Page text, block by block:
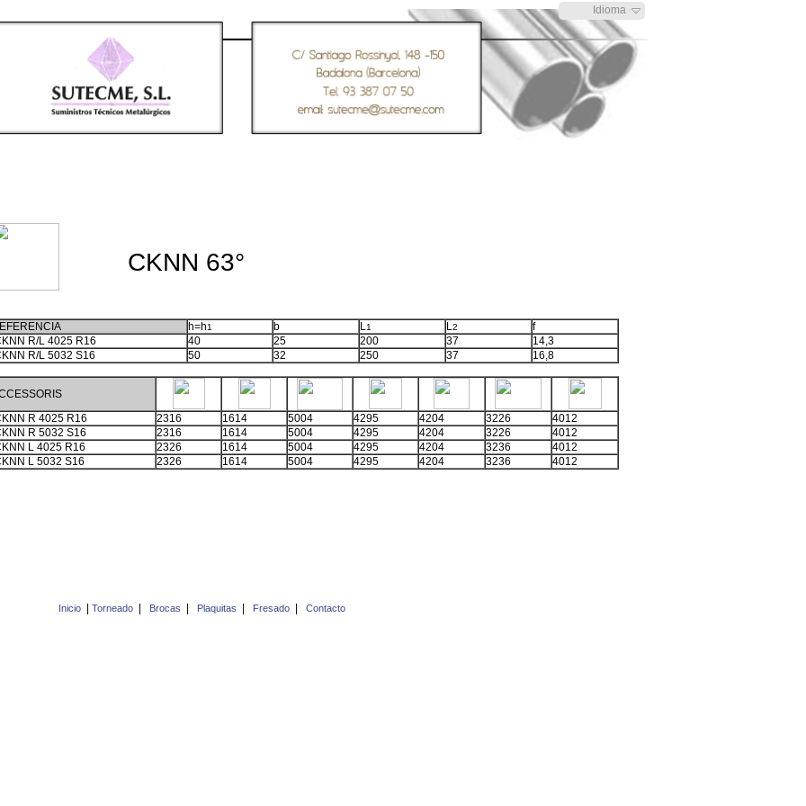
Idioma
CKNN 63°
h=h1 b L1 L2
f
R/L 4025 R16
40 25 200 37
14,3
R/L 5032 S16
50 32 250 37 16,8
R 4025 R16
2316 1614 5004 4295 4204 3226
4012
R 5032 S16
2316 1614 5004 4295 4204 3226
4012
L 4025 R16
2326 1614 5004 4295 4204 3236
4012
L 5032 S16
2326 1614 5004 4295 4204 3236 4012
Inicio| Torneado| Brocas Plaquitas Fresado| Contacto